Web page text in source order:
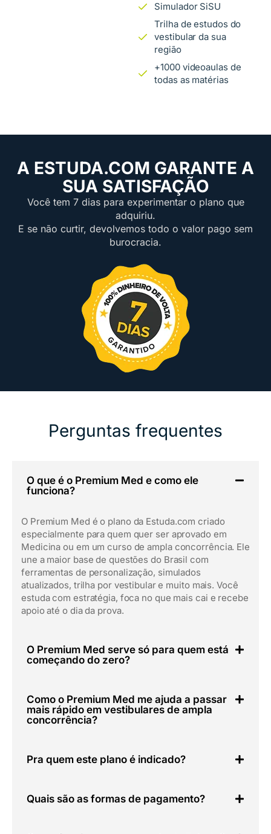
Simulador SiSU
Trilha de estudos do
vestibular da sua
região
+1000 videoaulas de
todas as matérias
A ESTUDA.COM GARANTE A
SUA SATISFAÇÃO
Você tem 7 dias para experimentar o plano que
adquiriu.
E se não curtir, devolvemos todo o valor pago sem
burocracia.
Perguntas frequentes
O que é o Premium Med e como ele
funciona?
O Premium Med é o plano da Estuda.com criado
especialmente para quem quer ser aprovado em
Medicina ou em um curso de ampla concorrência. Ele
une a maior base de questões do Brasil com
ferramentas de personalização, simulados
atualizados, trilha por vestibular e muito mais. Você
estuda com estratégia, foca no que mais cai e recebe
apoio até o dia da prova.
O Premium Med serve só para quem está
começando do zero?
Como o Premium Med me ajuda a passar
mais rápido em vestibulares de ampla
concorrência?
Pra quem este plano é indicado?
Quais são as formas de pagamento?